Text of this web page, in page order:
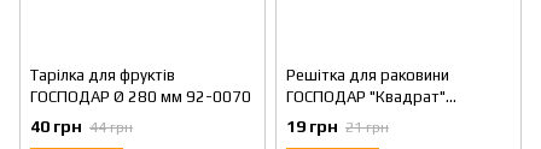
Тарілка для фруктів
ГОСПОДАР Ø 280 мм 92-0070
40 грн 44 грн
Решітка для раковини
ГОСПОДАР "Квадрат"
310х240 мм 92-0087
19 грн 21 грн